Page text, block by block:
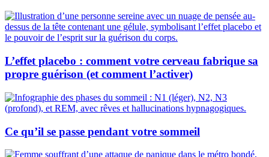
L’effet placebo : comment votre cerveau fabrique sa
propre guérison (et comment l’activer)
Ce qu’il se passe pendant votre sommeil